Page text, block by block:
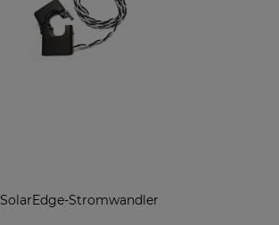
SolarEdge-Stromwandler